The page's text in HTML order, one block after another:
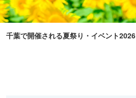
千葉で開催される夏祭り・イベント2026